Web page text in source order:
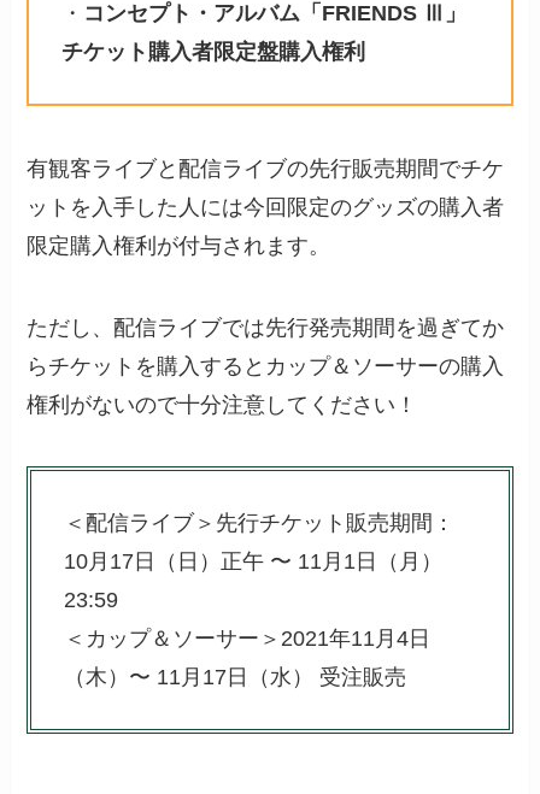
・ コンセプト・アルバム「FRIENDS Ⅲ」
チケット購入者限定盤購入権利
有観客ライブと配信ライブの先行販売期間でチケ
ットを入手した人には今回限定のグッズの購入者
限定購入権利が付与されます。
ただし、配信ライブでは先行発売期間を過ぎてか
らチケットを購入するとカップ＆ソーサーの購入
権利がないので十分注意してください！
＜配信ライブ＞先行チケット販売期間：
10月17日（日）正午 〜 11月1日（月）
23:59
＜カップ＆ソーサー＞2021年11月4日
（木）〜 11月17日（水） 受注販売